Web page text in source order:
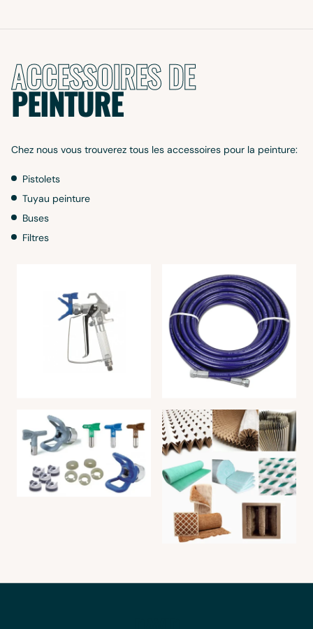
ACCESSOIRES DE
PEINTURE
Chez nous vous trouverez tous les accessoires pour la peinture:
Pistolets
Tuyau peinture
Buses
Filtres